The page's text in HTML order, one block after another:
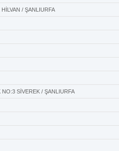
/ ŞANLIURFA
NO:3 SİVEREK / ŞANLIURFA